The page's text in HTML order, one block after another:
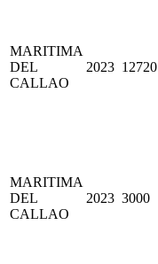
MARITIMA
DEL
CALLAO
2023 12720
MARITIMA
DEL
CALLAO
2023 3000